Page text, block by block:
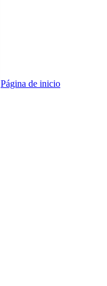
Página de inicio